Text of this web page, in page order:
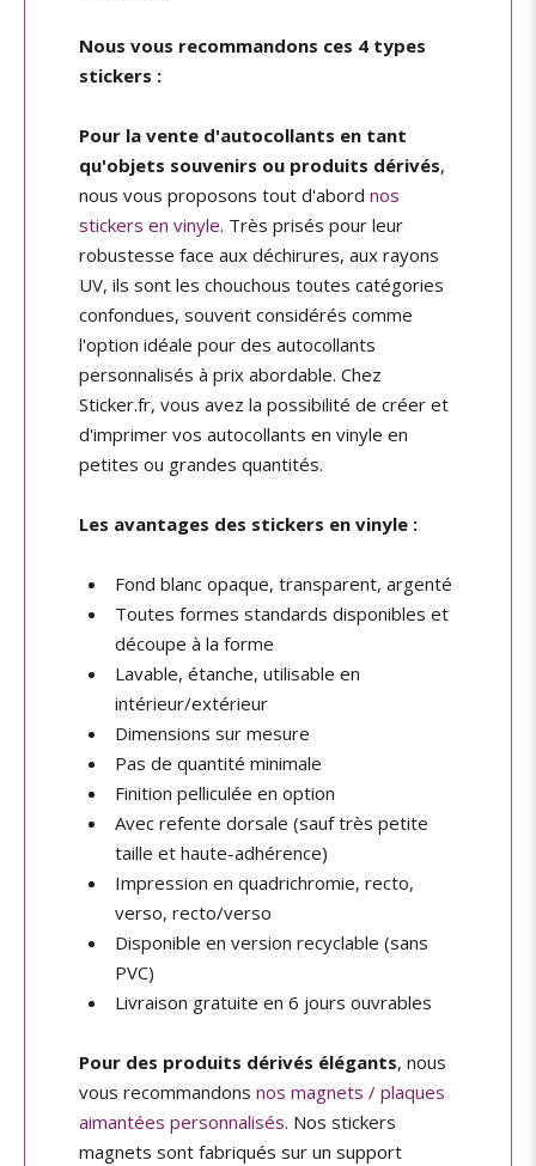
Nous vous recommandons ces 4 types
stickers :
Pour la vente d'autocollants en tant
qu'objets souvenirs ou produits dérivés,
nous vous proposons tout d'abord nos
stickers en vinyle. Très prisés pour leur
robustesse face aux déchirures, aux rayons
UV, ils sont les chouchous toutes catégories
confondues, souvent considérés comme
l'option idéale pour des autocollants
personnalisés à prix abordable. Chez
Sticker.fr, vous avez la possibilité de créer et
d'imprimer vos autocollants en vinyle en
petites ou grandes quantités.
Les avantages des stickers en vinyle :
Fond blanc opaque, transparent, argenté
Toutes formes standards disponibles et
découpe à la forme
Lavable, étanche, utilisable en
intérieur/extérieur
Dimensions sur mesure
Pas de quantité minimale
Finition pelliculée en option
Avec refente dorsale (sauf très petite
taille et haute-adhérence)
Impression en quadrichromie, recto,
verso, recto/verso
Disponible en version recyclable (sans
PVC)
Livraison gratuite en 6 jours ouvrables
Pour des produits dérivés élégants, nous
vous recommandons nos magnets / plaques
aimantées personnalisés. Nos stickers
magnets sont fabriqués sur un support